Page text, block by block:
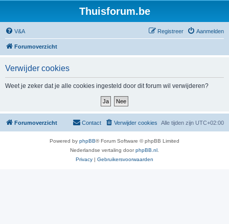
Thuisforum.be
V&A Aanmelden
Registreer
Forumoverzicht
Verwijder cookies
Weet je zeker dat je alle cookies ingesteld door dit forum wil verwijderen?
Forumoverzicht Alle tijden zijn UTC+02:00
Verwijder cookies
Contact
Powered by phpBB® Forum Software © phpBB Limited
Nederlandse vertaling doorphpBB.nl
Privacy | Gebruikersvoorwaarden